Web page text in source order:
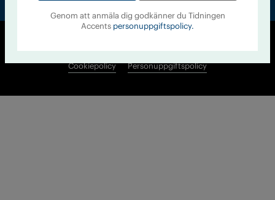
© Tidningen Accent 2026
Cookiepolicy
Personuppgiftspolicy
Genom att anmäla dig godkänner du Tidningen
Accents personuppgiftspolicy.